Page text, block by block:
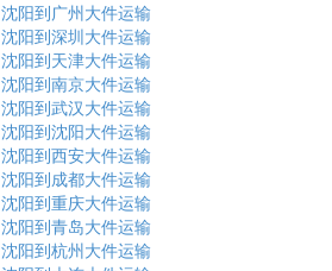
沈阳到广州大件运输
沈阳到深圳大件运输
沈阳到天津大件运输
沈阳到南京大件运输
沈阳到武汉大件运输
沈阳到沈阳大件运输
沈阳到西安大件运输
沈阳到成都大件运输
沈阳到重庆大件运输
沈阳到青岛大件运输
沈阳到杭州大件运输